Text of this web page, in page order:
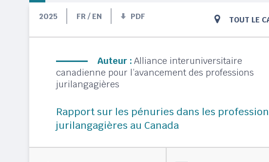
2025 FR / EN PDF TOUT LE
Auteur : Alliance interuniversitaire
canadienne pour l’avancement des professions
jurilangagières
Rapport sur les pénuries dans les
jurilangagières au Canada